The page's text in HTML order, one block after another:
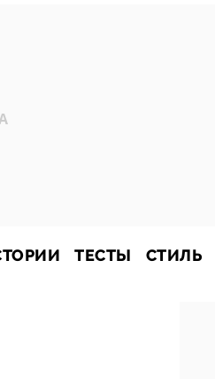
ТЕСТЫ СТИЛЬ